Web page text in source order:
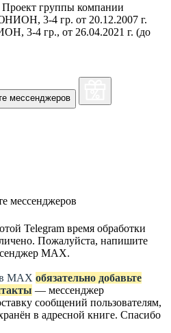
группы компании
3-4 гр. от 20.12.2007 г.
3-4 гр., от 26.04.2021 г. (до
мессенджеров
мессенджеров
Telegram время обработки
Пожалуйста, напишите
МАХ.
в МАХ обязательно добавьте
— мессенджер
сообщений пользователям,
в адресной книге. Спасибо